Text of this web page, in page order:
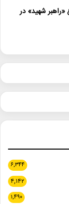
«راهبر شهید» در
۶,۳۴۴
۴,۱۴۲
۱,۴۹۰